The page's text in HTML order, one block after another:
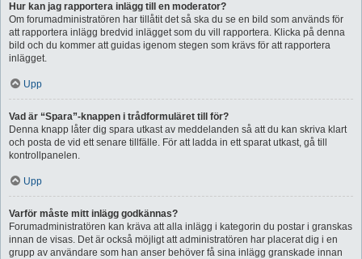
Hur kan jag rapportera inlägg till en moderator?
Om forumadministratören har tillåtit det så ska du se en bild som används för
att rapportera inlägg bredvid inlägget som du vill rapportera. Klicka på denna
bild och du kommer att guidas igenom stegen som krävs för att rapportera
inlägget.
Upp
Vad är “Spara”-knappen i trådformuläret till för?
Denna knapp låter dig spara utkast av meddelanden så att du kan skriva klart
och posta de vid ett senare tillfälle. För att ladda in ett sparat utkast, gå till
kontrollpanelen.
Upp
Varför måste mitt inlägg godkännas?
Forumadministratören kan kräva att alla inlägg i kategorin du postar i granskas
innan de visas. Det är också möjligt att administratören har placerat dig i en
grupp av användare som han anser behöver få sina inlägg granskade innan